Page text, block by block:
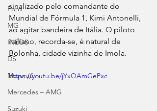
Ford
MG
INEOS
DS
Maserati
Mercedes – AMG
Suzuki
sinalizado pelo comandante do
Mundial de Fórmula 1, Kimi Antonelli,
ao agitar bandeira de Itália. O piloto
italiano, recorda-se, é natural de
Bolonha, cidade vizinha de Imola.
https://youtu.be/jYxQAmGePxc